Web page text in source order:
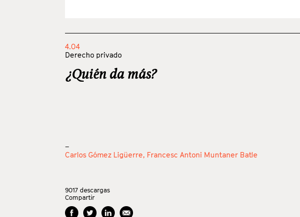
4.04
Derecho privado
¿Quién da más?
_
Carlos Gómez Ligüerre, Francesc Antoni Muntaner Batle
9017 descargas
Compartir